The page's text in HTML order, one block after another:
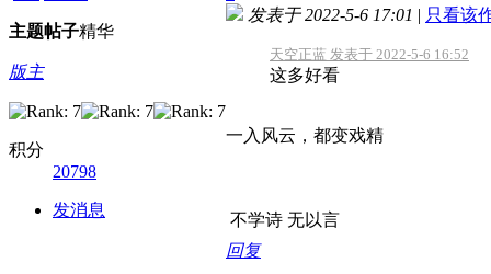
主题帖子精华
版主
积分
20798
发消息
发表于 2022-5-6 17:01 | 只看该
天空正蓝 发表于 2022-5-6 16:52
这多好看
一入风云，都变戏精
不学诗 无以言
回复